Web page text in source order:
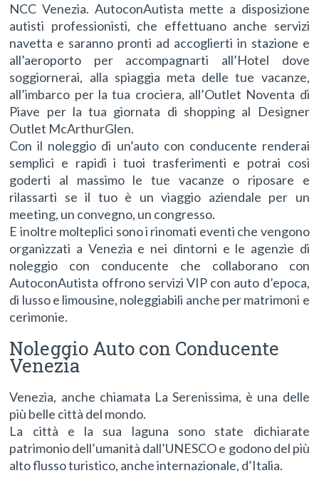
NCC Venezia. AutoconAutista mette a disposizione
autisti professionisti, che effettuano anche servizi
navetta e saranno pronti ad accoglierti in stazione e
all’aeroporto per accompagnarti all’Hotel dove
soggiornerai, alla spiaggia meta delle tue vacanze,
all’imbarco per la tua crociera, all’Outlet Noventa di
Piave per la tua giornata di shopping al Designer
Outlet McArthurGlen.
Con il noleggio di un’auto con conducente renderai
semplici e rapidi i tuoi trasferimenti e potrai così
goderti al massimo le tue vacanze o riposare e
rilassarti se il tuo è un viaggio aziendale per un
meeting, un convegno, un congresso.
E inoltre molteplici sono i rinomati eventi che vengono
organizzati a Venezia e nei dintorni e le agenzie di
noleggio con conducente che collaborano con
AutoconAutista offrono servizi VIP con auto d’epoca,
di lusso e limousine, noleggiabili anche per matrimoni e
cerimonie.
Noleggio Auto con Conducente
Venezia
Venezia, anche chiamata La Serenissima, è una delle
più belle città del mondo.
La città e la sua laguna sono state dichiarate
patrimonio dell’umanità dall’UNESCO e godono del più
alto flusso turistico, anche internazionale, d’Italia.